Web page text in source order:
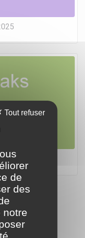
de
des
notre
Tout refuser